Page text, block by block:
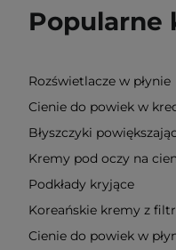
Popularne
Rozświetlacze w płynie
Cienie do powiek w
Błyszczyki
Kremy pod oczy na
Podkłady kryjące
Koreańskie kremy z
Cienie do powiek w